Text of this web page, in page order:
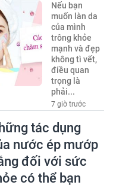
Nếu bạn
muốn làn da
của mình
trông khỏe
mạnh và đẹp
không tì vết,
điều quan
trọng là
phải...
7 giờ trước
tác dụng
nước ép mướp
đối với sức
có thể bạn